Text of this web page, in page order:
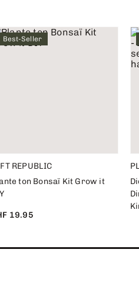
Best-Seller
REPUBLIC
ton Bonsaï Kit Grow it
19.95